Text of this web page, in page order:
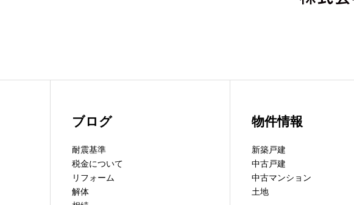
ブログ
耐震基準
税金について
リフォーム
解体
物件情報
新築戸建
中古戸建
中古マンション
土地